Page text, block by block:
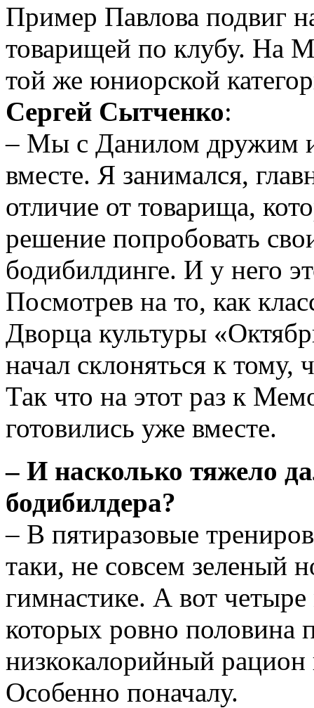
Пример Павлова подвиг
товарищей по клубу. На
той же юниорской
Сергей Сытченко:
– Мы с Данилом дружим
вместе. Я занимался,
отличие от товарища,
решение попробовать
бодибилдинге. И у него
Посмотрев на то, как
Дворца культуры
начал склоняться к тому,
Так что на этот раз к
готовились уже вместе.
– И насколько тяжело
бодибилдера?
– В пятиразовые
таки, не совсем зеленый
гимнастике. А вот
которых ровно половина
низкокалорийный рацион
Особенно поначалу.